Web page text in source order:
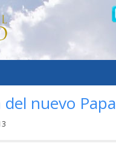
del nuevo Papa